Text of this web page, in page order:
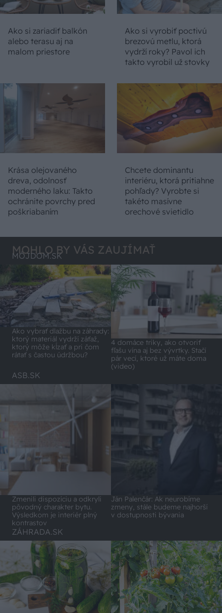
Ako si zariadiť balkón
alebo terasu aj na
malom priestore
Ako si vyrobiť poctivú
brezovú metlu, ktorá
vydrží roky? Pavol ich
takto vyrobil už stovky
Krása olejovaného
dreva, odolnosť
moderného laku: Takto
ochránite povrchy pred
poškriabaním
Chcete dominantu
interiéru, ktorá pritiahne
pohľady? Vyrobte si
takéto masívne
orechové svietidlo
MOHLO BY VÁS ZAUJÍMAŤ
MÔJDOM.SK
Ako vybrať dlažbu na záhrady:
ktorý materiál vydrží záťaž,
ktorý môže kĺzať a pri čom
rátať s častou údržbou?
4 domáce triky, ako otvoriť
fľašu vína aj bez vývrtky. Stačí
pár vecí, ktoré už máte doma
(video)
ASB.SK
Zmenili dispozíciu a odkryli
pôvodný charakter bytu.
Výsledkom je interiér plný
kontrastov
Ján Palenčár: Ak neurobíme
zmeny, stále budeme najhorší
v dostupnosti bývania
ZÁHRADA.SK